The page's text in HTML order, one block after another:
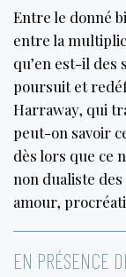
Entre le donné
entre la
qu’en est-il des
poursuit et
Harraway, qui
peut-on savoir
dès lors que ce
non dualiste
amour,
EN PRÉSENCE